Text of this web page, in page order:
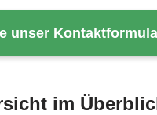
unser
im